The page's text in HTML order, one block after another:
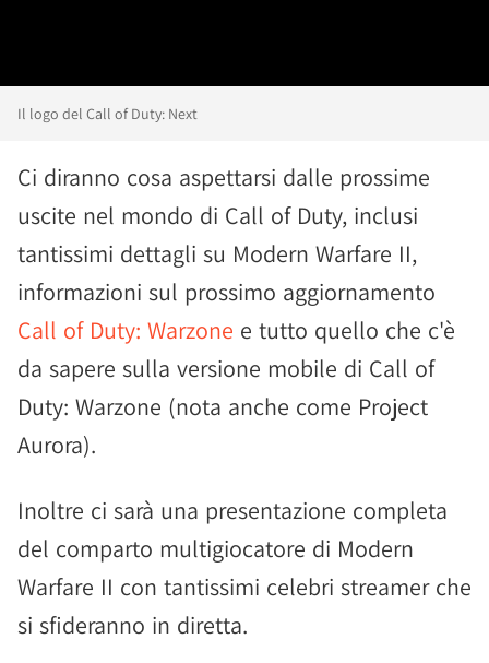
Il logo del Call of Duty: Next
Ci diranno cosa aspettarsi dalle prossime
uscite nel mondo di Call of Duty, inclusi
tantissimi dettagli su Modern Warfare II,
informazioni sul prossimo aggiornamento
Call of Duty: Warzone e tutto quello che c'è
da sapere sulla versione mobile di Call of
Duty: Warzone (nota anche come Project
Aurora).
Inoltre ci sarà una presentazione completa
del comparto multigiocatore di Modern
Warfare II con tantissimi celebri streamer che
si sfideranno in diretta.